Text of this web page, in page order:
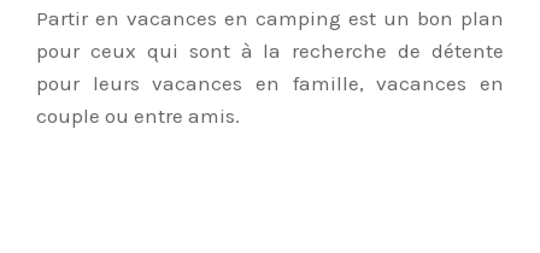
Partir en vacances en camping est un bon plan
pour ceux qui sont à la recherche de détente
pour leurs vacances en famille, vacances en
couple ou entre amis.